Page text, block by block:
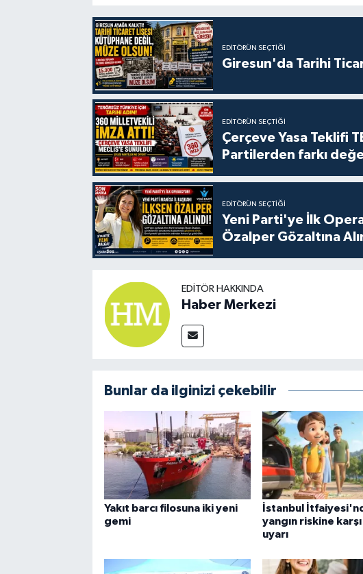
EDITÖRÜN SEÇTIĞI
Giresun'da Tarihi
EDITÖRÜN SEÇTIĞI
Çerçeve Yasa Teklifi
Partilerden farkı
EDITÖRÜN SEÇTIĞI
Yeni Parti'ye İlk
Özalper Gözaltına
EDITÖR HAKKINDA
Haber Merkezi
Bunlar da ilginizi çekebilir
Yakıt barcı filosuna iki yeni
gemi
İstanbul
yangın riskine
uyarı